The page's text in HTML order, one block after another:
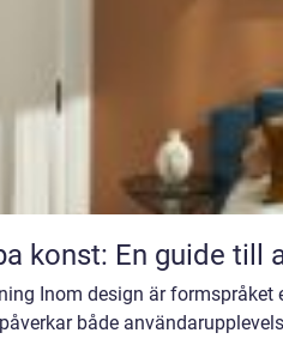
konst: En guide till
Inom design är formspråket
både